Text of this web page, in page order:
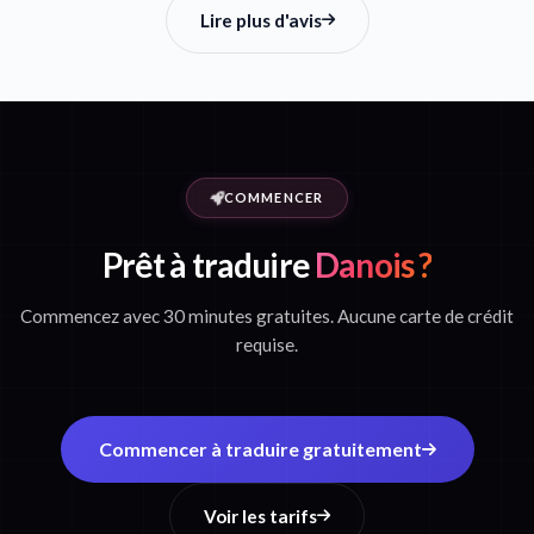
Lire plus d'avis
COMMENCER
Prêt à traduireDanois ?
Commencez avec 30 minutes gratuites. Aucune carte de crédit
requise.
Commencer à traduire gratuitement
Voir les tarifs